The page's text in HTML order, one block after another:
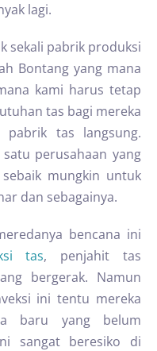
lagi.
sekali pabrik produksi
Bontang yang mana
kami harus tetap
tas bagi mereka
tas langsung.
perusahaan yang
mungkin untuk
dan sebagainya.
bencana ini
tas, penjahit tas
bergerak. Namun
ini tentu mereka
baru yang belum
sangat beresiko di